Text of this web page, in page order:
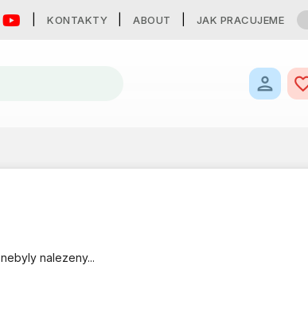
KONTAKTY ABOUT JAK PRACUJEME
nebyly nalezeny...